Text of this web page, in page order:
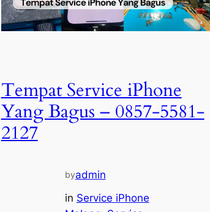
Tempat Service iPhone
Yang Bagus – 0857-5581-
2127
byadmin
in Service iPhone